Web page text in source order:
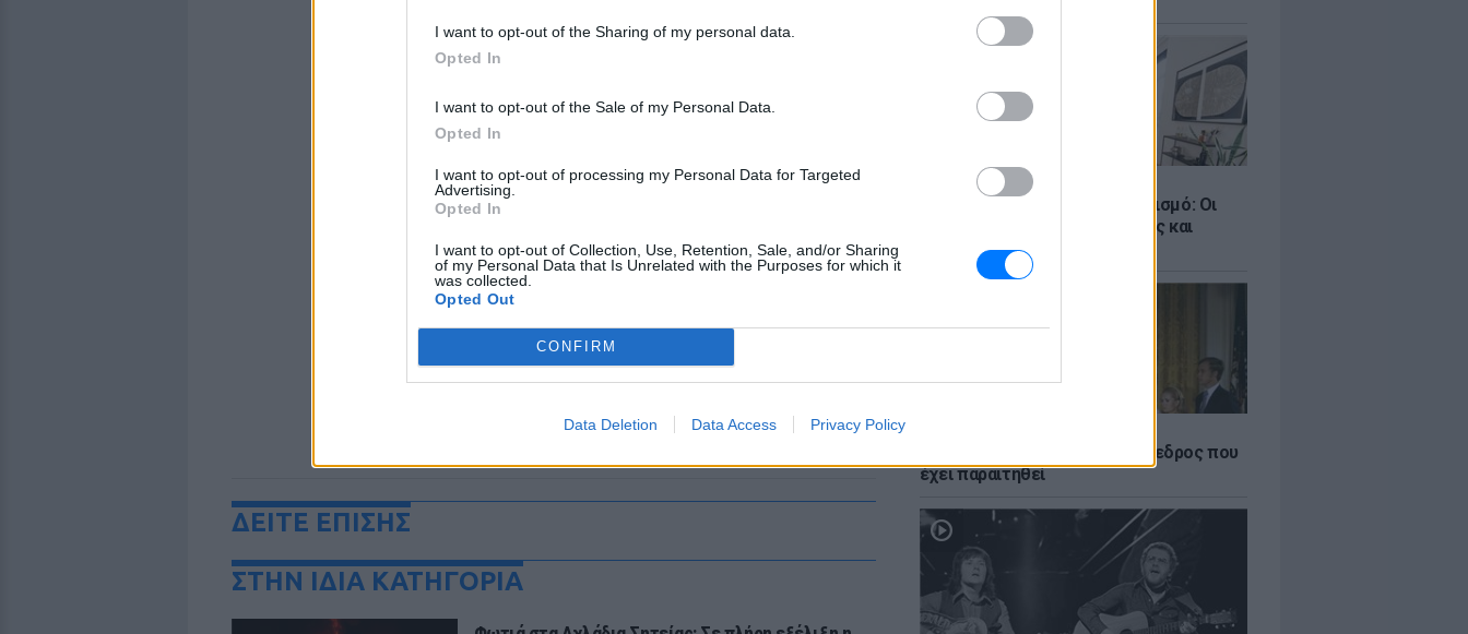
I want to opt-out of the Sharing of my personal data.
Opted In
I want to opt-out of the Sale of my Personal Data.
Opted In
I want to opt-out of processing my Personal Data for Targeted
Advertising.
Opted In
I want to opt-out of Collection, Use, Retention, Sale, and/or Sharing
of my Personal Data that Is Unrelated with the Purposes for which it
was collected.
Opted Out
CONFIRM
Data Deletion Data Access Privacy Policy
ΕΙΔΗΣΕΙΣ
Νέο χωροταξικό για τον τουρισμό: Οι
αλλαγές σε Airbnb, επενδύσεις και
Ο μοναδικός Αμερικανός πρόεδρος που
έχει παραιτηθεί
ΔΕΙΤΕ ΕΠΙΣΗΣ
ΣΤΗΝ ΙΔΙΑ ΚΑΤΗΓΟΡΙΑ